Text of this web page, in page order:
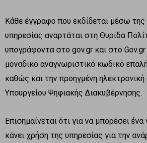
Κάθε έγγραφο που εκδίδεται μέσω της
υπηρεσίας αναρτάται στη Θυρίδα
υπογράφοντα στο gov.gr και στο
μοναδικό αναγνωριστικό κωδικό
καθώς και την προηγμένη
Υπουργείου Ψηφιακής Διακυβέρνησης.
Επισημαίνεται ότι για να μπορέσει
κάνει χρήση της υπηρεσίας για την